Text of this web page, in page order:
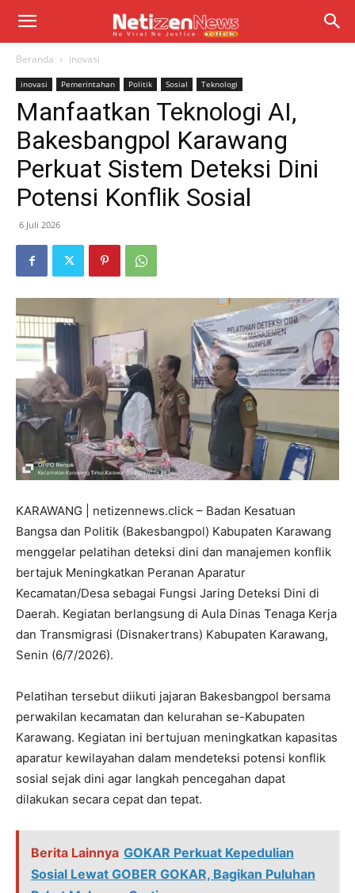
Beranda inovasi
inovasi Pemerintahan Politik Sosial Teknologi
Manfaatkan Teknologi AI,
Bakesbangpol Karawang
Perkuat Sistem Deteksi Dini
Potensi Konflik Sosial
6 Juli 2026
KARAWANG | netizennews.click – Badan Kesatuan
Bangsa dan Politik (Bakesbangpol) Kabupaten Karawang
menggelar pelatihan deteksi dini dan manajemen konflik
bertajuk Meningkatkan Peranan Aparatur
Kecamatan/Desa sebagai Fungsi Jaring Deteksi Dini di
Daerah. Kegiatan berlangsung di Aula Dinas Tenaga Kerja
dan Transmigrasi (Disnakertrans) Kabupaten Karawang,
Senin (6/7/2026).
Pelatihan tersebut diikuti jajaran Bakesbangpol bersama
perwakilan kecamatan dan kelurahan se-Kabupaten
Karawang. Kegiatan ini bertujuan meningkatkan kapasitas
aparatur kewilayahan dalam mendeteksi potensi konflik
sosial sejak dini agar langkah pencegahan dapat
dilakukan secara cepat dan tepat.
Berita Lainnya GOKAR Perkuat Kepedulian
Sosial Lewat GOBER GOKAR, Bagikan Puluhan